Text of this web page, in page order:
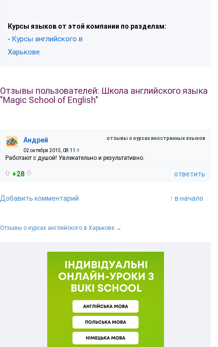
Курсы языков от этой компании по разделам:
- Курсы английского в
Харькове
Отзывы пользователей: Школа английского языка
"Magic School of English"
отзывы о курсах иностранных языков
Андрей
02 октября 2015, 08:11 #
Работают с душой! Увлекательно и результативно.
+28 ответить
Добавить комментарий ↑ в начало
Отзывы о курсах английского в Харькове →